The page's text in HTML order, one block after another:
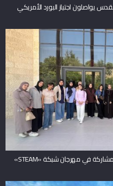
يواصلون اجتياز البورد الأمريكي
جامعة القدس تختتم تدريبًا طلابيًا تمهيدًا للمشاركة في مهرجان شبكة «STEAM»